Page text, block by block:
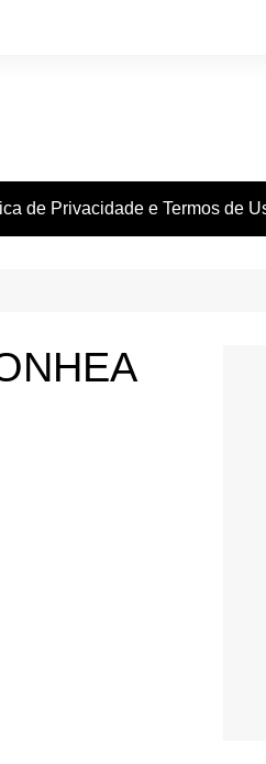
de Privacidade e Termos de